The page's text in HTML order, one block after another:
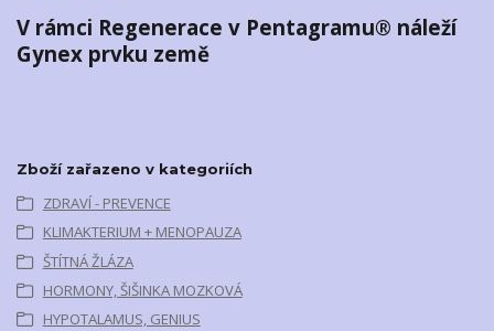
V rámci Regenerace v Pentagramu® náleží
Gynex prvku země
Zboží zařazeno v kategoriích
ZDRAVÍ - PREVENCE
KLIMAKTERIUM + MENOPAUZA
ŠTÍTNÁ ŽLÁZA
HORMONY, ŠIŠINKA MOZKOVÁ
HYPOTALAMUS, GENIUS